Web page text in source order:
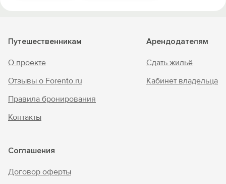
Путешественникам
О проекте
Отзывы о Forento.ru
Правила бронирования
Контакты
Арендодателям
Сдать жильё
Кабинет владельца
Соглашения
Договор оферты